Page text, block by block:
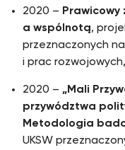
2020 – Prawicowy
a wspólnotą,
przeznaczonych
i prac
2020 – „Mali
przywództwa
Metodologia
UKSW